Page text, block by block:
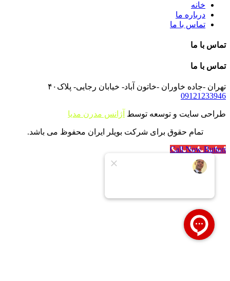
خانه
درباره ما
تماس با ما
تماس با ما
تماس با ما
تهران -جاده خاوران -خاتون آباد- خیابان رجایی- پلاک۴۰
09121233946
طراحی سایت و توسعه توسط آژانس مدرن مدیا
تمام حقوق برای شرکت بویلر ایران محفوظ می باشد.
Call Now Button